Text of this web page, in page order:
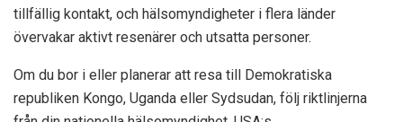
tillfällig kontakt, och hälsomyndigheter i flera länder
övervakar aktivt resenärer och utsatta personer.
Om du bor i eller planerar att resa till Demokratiska
republiken Kongo, Uganda eller Sydsudan, följ riktlinjerna